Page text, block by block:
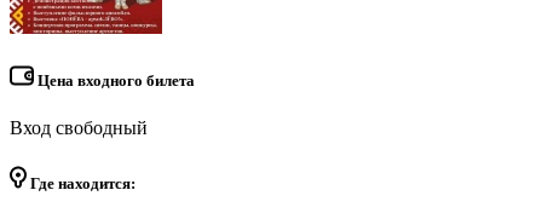
Цена входного билета
Вход свободный
Где находится: